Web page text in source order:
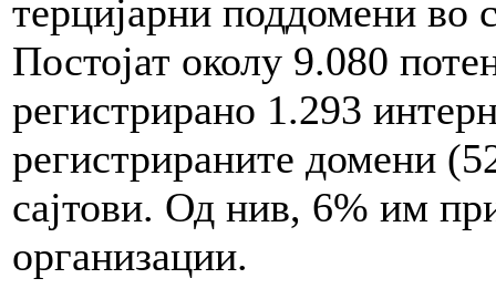
терцијарни поддомени во
Постојат околу 9.080
регистрирано 1.293
регистрираните домени
сајтови. Од нив, 6% им
организации.